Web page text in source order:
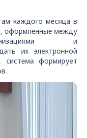
каждого месяца в
оформленные между
и
их электронной
формирует